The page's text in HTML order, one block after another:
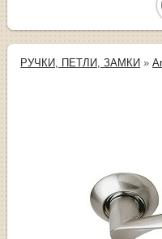
РУЧКИ, ПЕТЛИ, ЗАМКИ »